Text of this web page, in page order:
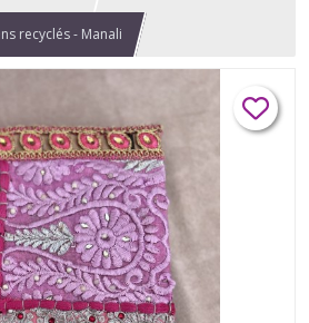
recyclés - Manali